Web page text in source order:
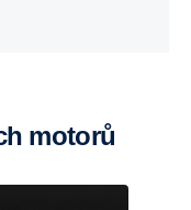
motorů